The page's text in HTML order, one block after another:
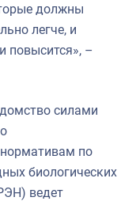
должны
легче, и
повысится», –
силами
нормативам по
биологических
ведет